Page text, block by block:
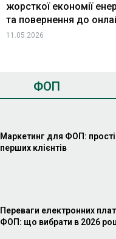
жорсткої економії
та повернення до
11.05.2026
ФОП
Маркетинг для ФОП:
перших клієнтів
Переваги електронних
ФОП: що вибрати в 2026